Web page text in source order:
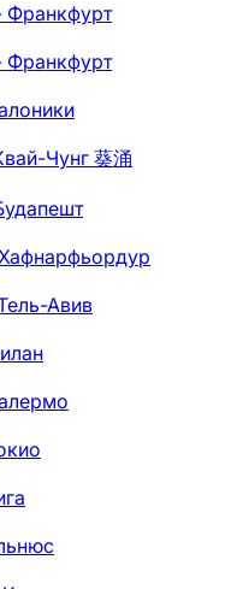
Франкфурт
Франкфурт
Чунг 葵涌
Авив